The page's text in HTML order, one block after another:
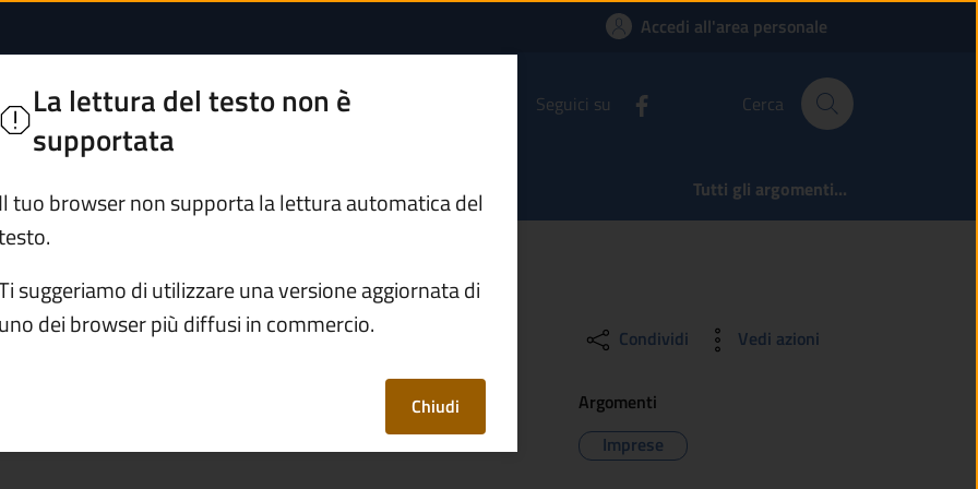
produttive (Suap) | Comune di Temù
Accedi all'area personale
Seguici su Cerca
Servizi Vivere Temù Tutti gli argomenti...
/ Sportello unico attività produttive (Suap)
produttive Condividi Vedi azioni
La lettura del testo non è
supportata
Il tuo browser non supporta la lettura automatica del
suggeriamo di utilizzare una versione aggiornata di
uno dei browser più diffusi in commercio.
Chiudi
Argomenti
Imprese